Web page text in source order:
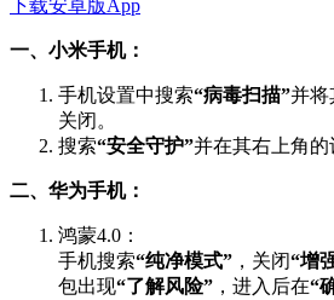
下载安卓版App
一、小米手机：
手机设置中搜索“病毒扫描”并将
关闭。
搜索“安全守护”并在其右上角的
二、华为手机：
鸿蒙4.0：
手机搜索“纯净模式” ，关闭“增
包出现“了解风险” ，进入后在“